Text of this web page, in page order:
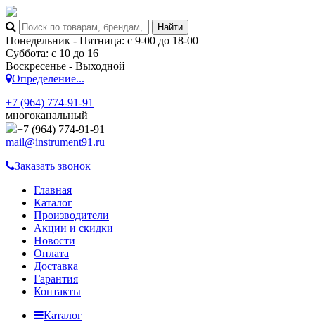
Понедельник - Пятница: с 9-00 до 18-00
Суббота: с 10 до 16
Воскресенье - Выходной
Определение...
+7 (964) 774-91-91
многоканальный
+7 (964) 774-91-91
mail@instrument91.ru
Заказать звонок
Главная
Каталог
Производители
Акции и скидки
Новости
Оплата
Доставка
Гарантия
Контакты
Каталог